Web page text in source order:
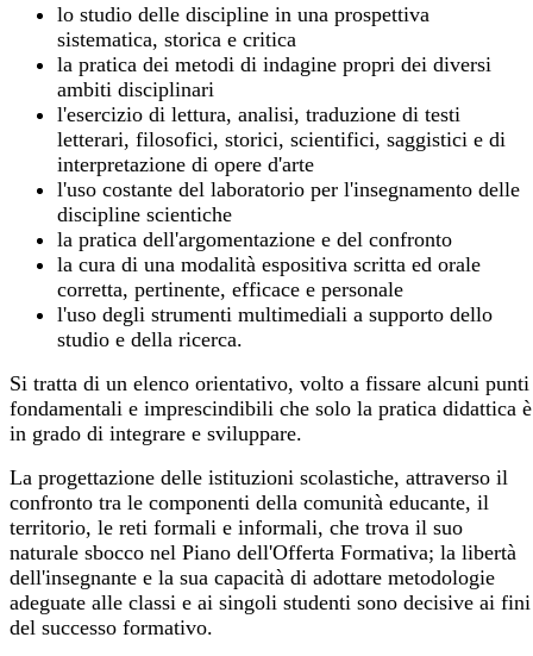
lo studio delle discipline in una prospettiva
sistematica, storica e critica
la pratica dei metodi di indagine propri dei diversi
ambiti disciplinari
l'esercizio di lettura, analisi, traduzione di testi
letterari, filosofici, storici, scientifici, saggistici e di
interpretazione di opere d'arte
l'uso costante del laboratorio per l'insegnamento delle
discipline scientiche
la pratica dell'argomentazione e del confronto
la cura di una modalità espositiva scritta ed orale
corretta, pertinente, efficace e personale
l'uso degli strumenti multimediali a supporto dello
studio e della ricerca.
Si tratta di un elenco orientativo, volto a fissare alcuni punti
fondamentali e imprescindibili che solo la pratica didattica è
in grado di integrare e sviluppare.
La progettazione delle istituzioni scolastiche, attraverso il
confronto tra le componenti della comunità educante, il
territorio, le reti formali e informali, che trova il suo
naturale sbocco nel Piano dell'Offerta Formativa; la libertà
dell'insegnante e la sua capacità di adottare metodologie
adeguate alle classi e ai singoli studenti sono decisive ai fini
del successo formativo.